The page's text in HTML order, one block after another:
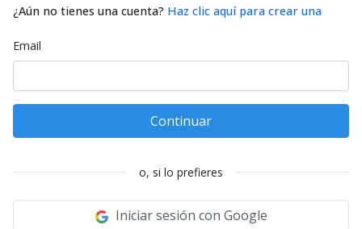
¿Aún no tienes una cuenta? Haz clic aquí para crear una
Email
Continuar
o, si lo prefieres
Iniciar sesión con Google